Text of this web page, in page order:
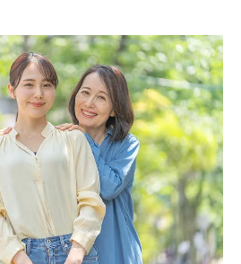
エット：臨床で実証された成
を取り入れた成功事例の紹介
支える治療院専用サプリの正
ットのために：治療院専用サ
入れよう